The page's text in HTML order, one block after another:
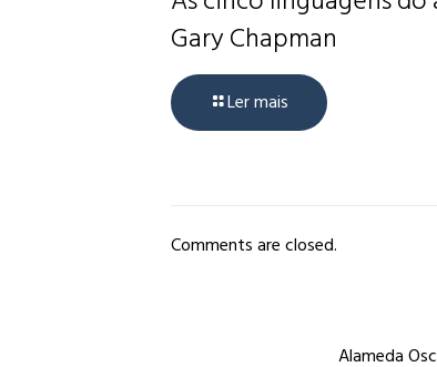
Gary Chapman
Ler mais
Comments are closed.
Alameda